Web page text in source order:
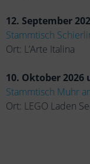
12. September
Stammtisch
Ort: L’Arte Italina
10. Oktober 2026
Stammtisch Muhr
Ort: LEGO Laden